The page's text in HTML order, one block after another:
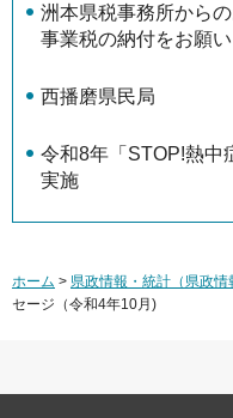
洲本県税事務所から
事業税の納付をお願い
西播磨県民局
令和8年「STOP!熱中
実施
ホーム > 県政情報・統計（県政情
セージ（令和4年10月)